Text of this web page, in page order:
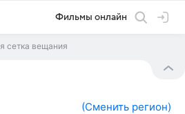
Фильмы онлайн
сетка вещания
(Сменить регион)